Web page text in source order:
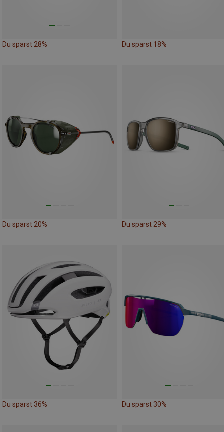
Du sparst 28% Du sparst 18%
Du sparst 20% Du sparst 29%
Du sparst 36% Du sparst 30%